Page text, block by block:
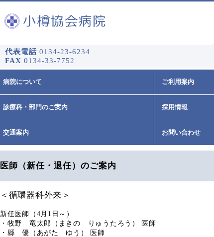
代表電話 0134-23-6234
FAX 0134-33-7752
病院について ご利用案内
診療科・部門のご案内 採用情報
交通案内 お問い合わせ
医師（新任・退任）のご案内
＜循環器科外来＞
新任医師（4月1日～）
・牧野 竜太郎（まきの りゅうたろう） 医師
・縣 優（あがた ゆう） 医師